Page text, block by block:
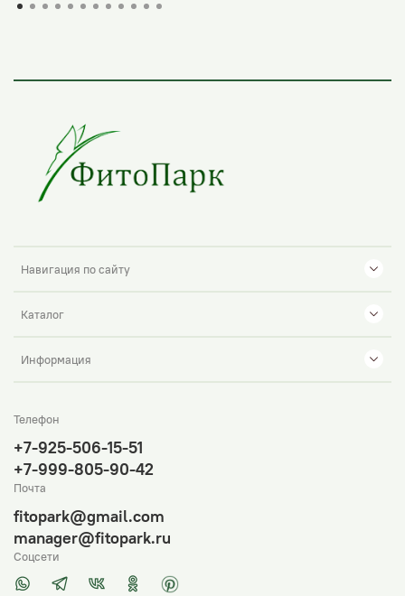
Навигация по сайту
Каталог
Информация
Телефон
+7-925-506-15-51
+7-999-805-90-42
Почта
fitopark@gmail.com
manager@fitopark.ru
Соцсети